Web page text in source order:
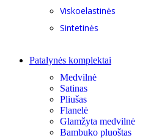
Viskoelastinės
Sintetinės
Patalynės komplektai
Medvilnė
Satinas
Pliušas
Flanelė
Glamžyta medvilnė
Bambuko pluoštas